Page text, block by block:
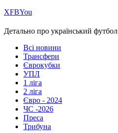
ХFBYou
Детально про український футбол
Всі новини
Трансфери
Єврокубки
УПЛ
1 ліга
2 ліга
Євро - 2024
ЧС -2026
Преса
Трибуна